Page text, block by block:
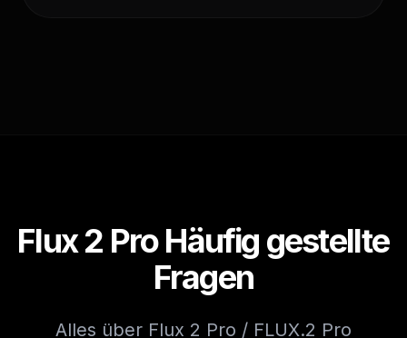
Flux 2 Pro Häufig gestellte
Fragen
Alles über Flux 2 Pro / FLUX.2 Pro